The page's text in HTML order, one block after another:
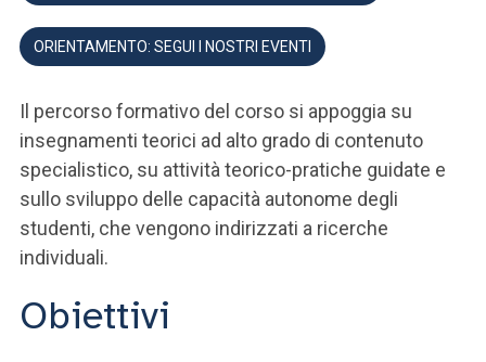
ORIENTAMENTO: SEGUI I NOSTRI EVENTI
Il percorso formativo del corso si appoggia su
insegnamenti teorici ad alto grado di contenuto
specialistico, su attività teorico-pratiche guidate e
sullo sviluppo delle capacità autonome degli
studenti, che vengono indirizzati a ricerche
individuali.
Obiettivi